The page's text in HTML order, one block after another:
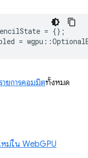
= {};
= wgpu ::
ายการคอมมิตทั้งหมด
หม่ใน WebGPU